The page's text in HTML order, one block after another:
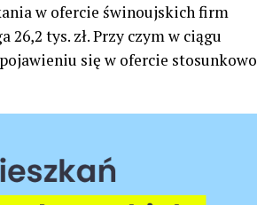
w ofercie świnoujskich firm
tys. zł. Przy czym w ciągu
się w ofercie stosunkowo